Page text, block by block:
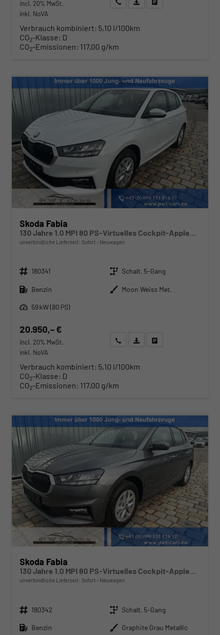
incl. 20% MwSt.
inkl. NoVA
Verbrauch kombiniert: 5,10 l/100km
CO2-Klasse: D
CO2-Emissionen: 117,00 g/km
Skoda Fabia
unverbindliche Lieferzeit: Sofort Neuwagen
Fahrzeugnr. 180341 Getriebe Schalt. 5-Gang
Kraftstoff
Benzin Außenfarbe Moon Weiss Met.
Leistung
59 kW (80 PS)
20.950,– €
incl. 20% MwSt.
inkl. NoVA
Wir rufen Sie anAngebot drucken (PDF)
Verbrauch kombiniert: 5,10 l/100km
CO2-Klasse: D
CO2-Emissionen: 117,00 g/km
Skoda Fabia
130 Jahre 1.0 MPI 80 PS-Virtuelles Cockpit-AppleCarplay-Android-Auto-LED-Klima-Tempomat-Rückfahrkamera-DAB-SHZ-15" Alu-sofort
unverbindliche Lieferzeit: Sofort Neuwagen
Fahrzeugnr. 180342 Getriebe Schalt. 5-Gang
Kraftstoff Benzin Außenfarbe Graphite Grau Metallic